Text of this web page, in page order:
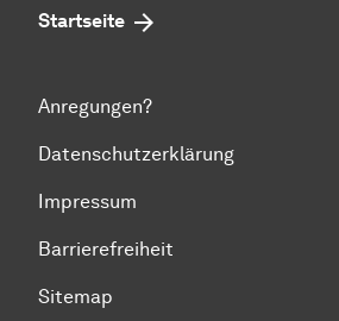
Startseite
Anregungen?
Datenschutzerklärung
Impressum
Barrierefreiheit
Sitemap